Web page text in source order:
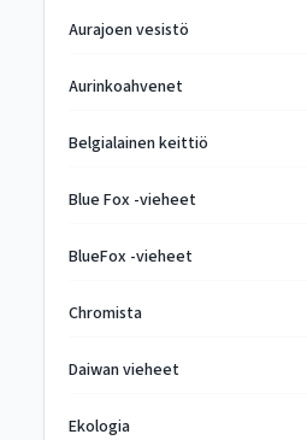
Aurajoen vesistö
Aurinkoahvenet
Belgialainen keittiö
Blue Fox -vieheet
BlueFox -vieheet
Chromista
Daiwan vieheet
Ekologia